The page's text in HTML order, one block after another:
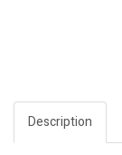
Description